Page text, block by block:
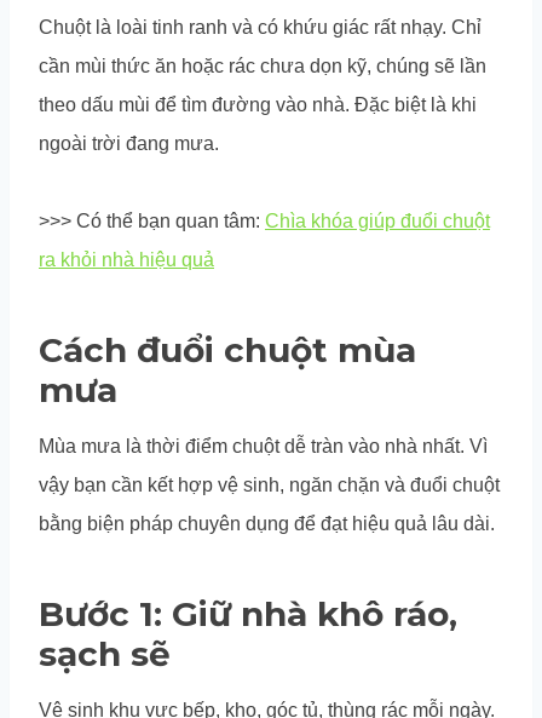
Chuột là loài tinh ranh và có khứu giác rất nhạy. Chỉ
cần mùi thức ăn hoặc rác chưa dọn kỹ, chúng sẽ lần
theo dấu mùi để tìm đường vào nhà. Đặc biệt là khi
ngoài trời đang mưa.
>>> Có thể bạn quan tâm: Chìa khóa giúp đuổi chuột
ra khỏi nhà hiệu quả
Cách đuổi chuột mùa
mưa
Mùa mưa là thời điểm chuột dễ tràn vào nhà nhất. Vì
vậy bạn cần kết hợp vệ sinh, ngăn chặn và đuổi chuột
bằng biện pháp chuyên dụng để đạt hiệu quả lâu dài.
Bước 1: Giữ nhà khô ráo,
sạch sẽ
Vệ sinh khu vực bếp, kho, góc tủ, thùng rác mỗi ngày.